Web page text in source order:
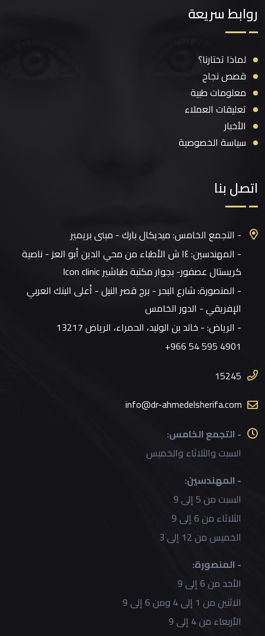
روابط سريعة
لماذا تختارنا؟
قصص نجاح
معلومات طبية
تعليقات العملاء
الأخبار
سياسة الخصوصية
اتصل بنا
- التجمع الخامس: ميديكال بارك - مبنى بريمير
- المهندسين: ١٤ ش الأطباء من محي الدين أبو العز - ناصية
كريستال عصفور- بجوار مكتبة طباشير Icon clinic
- المنصورة: شارع البحر - برج قصر النيل - أعلى البنك العربي
الإفريقي - الدور الخامس
- الرياض:- خالد بن الوليد، الحمراء، الرياض 13217
+966 54 595 4901
15245
info@dr-ahmedelsherifa.com
- التجمع الخامس:
السبت والثلاثاء والخميس
- المهندسين:
السبت من 5 إلى 9
الثلاثاء من 6 إلى 9
الخميس من 12 إلى 3
- المنصورة:
الأحد من 6 إلى 9
الاثنين من 1 إلى 4 ومن 6 إلى 9
الأربعاء من 4 إلى 9